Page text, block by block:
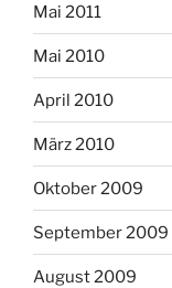
Mai 2011
Mai 2010
April 2010
März 2010
Oktober 2009
September 2009
August 2009